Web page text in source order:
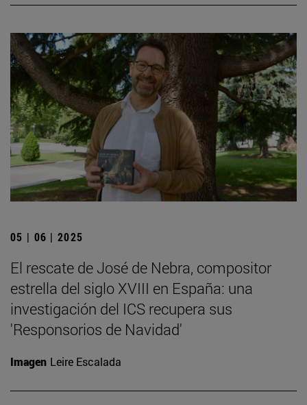
05 | 06 | 2025
El rescate de José de Nebra, compositor
estrella del siglo XVIII en España: una
investigación del ICS recupera sus
'Responsorios de Navidad'
Imagen Leire Escalada